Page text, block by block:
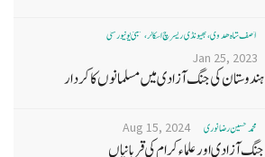
آصف شاہ ھدوی، بھیونڈی ریسرچ اسکالر، ممبئی یونیورسٹی
Jan 25, 2023
ہندوستان کی جنگ آزادی میں مسلمانوں کا کردار
محمد تحسین رضا نوری Aug 15, 2024
جنگ آزادی اور علماء کرام کی قربانیاں